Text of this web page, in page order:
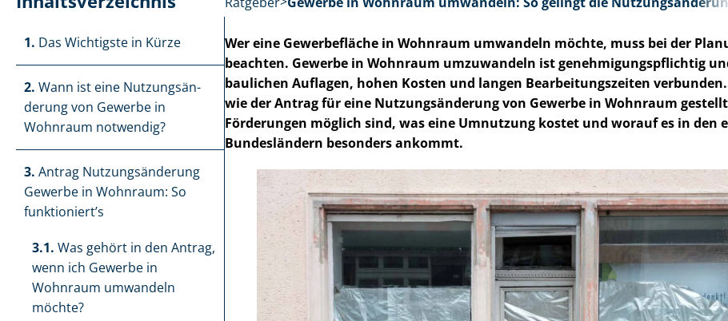
1. Das Wichtigste in Kürze
2. Wann ist eine Nut­zungs­än­
de­rung von Gewerbe in
Wohnraum notwendig?
3. Antrag Nut­zungs­än­de­rung
Gewerbe in Wohnraum: So
funktioniert’s
3.1. Was gehört in den Antrag,
wenn ich Gewerbe in
Wohnraum umwandeln
möchte?
Wer eine Gewerbefläche in Wohnraum umwandeln möchte, muss bei der
beachten. Gewerbe in Wohnraum umzuwandeln ist ge­neh­mi­gungs­pflich­tig
baulichen Auflagen, hohen Kosten und langen Be­ar­bei­tungs­zei­ten
wie der Antrag für eine Nut­zungs­än­de­rung von Gewerbe in Wohnraum
Förderungen möglich sind, was eine Umnutzung kostet und worauf es in den
Bundesländern besonders ankommt.